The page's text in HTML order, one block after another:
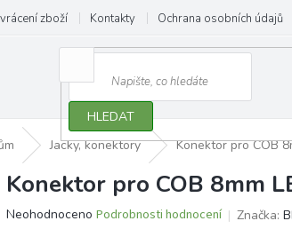
zboží Kontakty Ochrana osobních údajů
HLEDAT
Jacky, konektory Konektor pro COB
Konektor pro COB 8mm
Průměrné
Neohodnoceno Podrobnosti hodnocení Značka: